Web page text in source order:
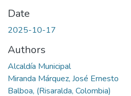
Date
2025-10-17
Authors
Alcaldía Municipal
Miranda Márquez, José Ernesto
Balboa, (Risaralda, Colombia)